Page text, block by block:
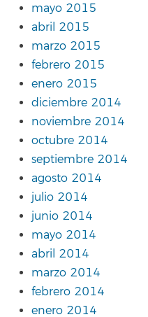
mayo 2015
abril 2015
marzo 2015
febrero 2015
enero 2015
diciembre 2014
noviembre 2014
octubre 2014
septiembre 2014
agosto 2014
julio 2014
junio 2014
mayo 2014
abril 2014
marzo 2014
febrero 2014
enero 2014